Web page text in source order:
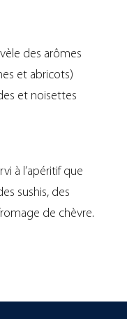
des arômes
et abricots)
et noisettes
à l’apéritif que
sushis, des
de chèvre.